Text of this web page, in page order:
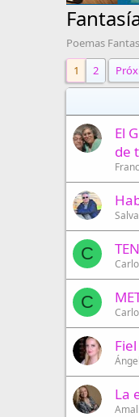
Poemas
1
2
El
de
C
C
La